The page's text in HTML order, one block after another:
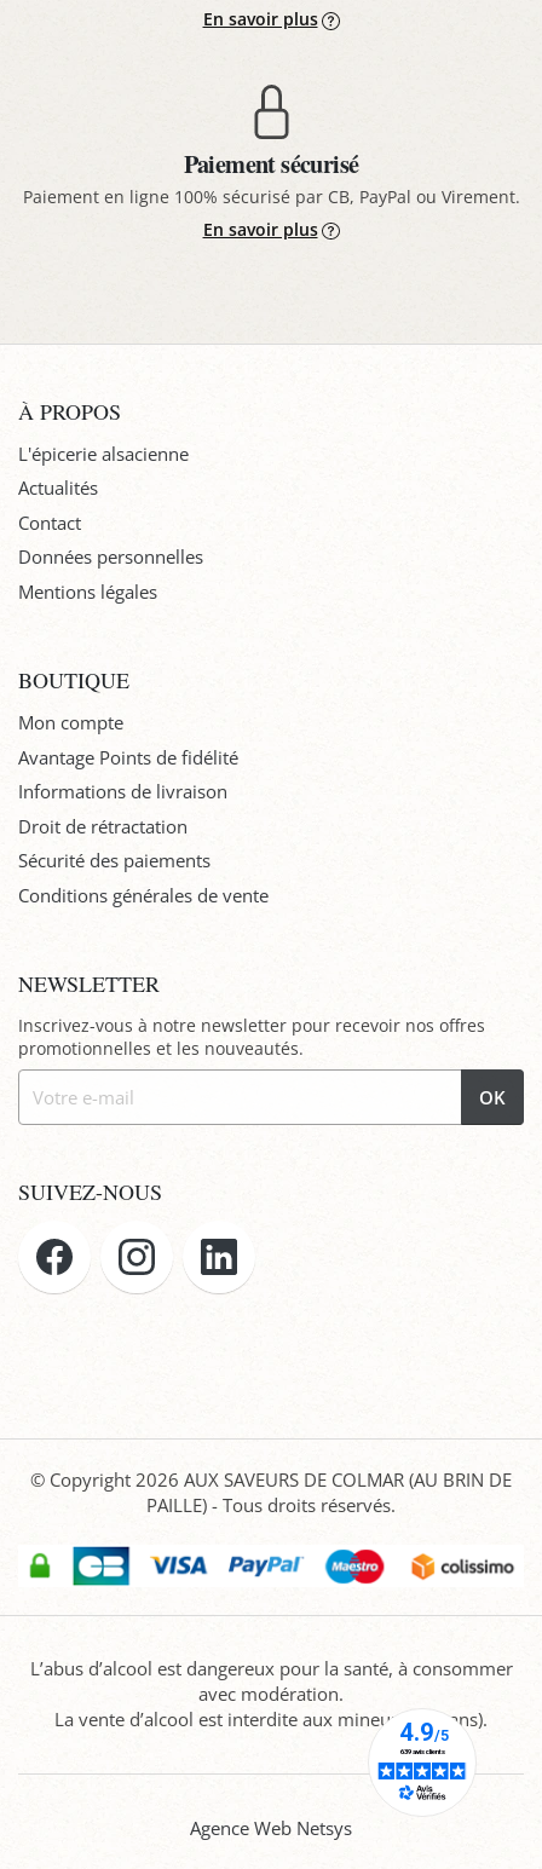
En savoir plus
Paiement sécurisé
Paiement en ligne 100% sécurisé par CB, PayPal ou Virement.
En savoir plus
À PROPOS
L'épicerie alsacienne
Actualités
Contact
Données personnelles
Mentions légales
BOUTIQUE
Mon compte
Avantage Points de fidélité
Informations de livraison
Droit de rétractation
Sécurité des paiements
Conditions générales de vente
NEWSLETTER
Inscrivez-vous à notre newsletter pour recevoir nos offres
promotionnelles et les nouveautés.
OK
SUIVEZ-NOUS
© Copyright 2026 AUX SAVEURS DE COLMAR (AU BRIN DE
PAILLE) - Tous droits réservés.
L’abus d’alcool est dangereux pour la santé, à consommer
avec modération.
La vente d’alcool est interdite aux mineurs (-18 ans).
Agence Web Netsys